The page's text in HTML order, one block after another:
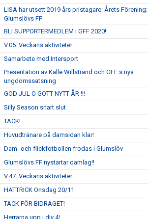
LISA har utsett 2019 års pristagare: Årets Förening:
Glumslövs FF
BLI SUPPORTERMEDLEM i GFF 2020!
V.05: Veckans aktiviteter
Samarbete med Intersport
Presentation av Kalle Willstrand och GFF:s nya
ungdomssatsning
GOD JUL O GOTT NYTT ÅR !!!
Silly Season snart slut
TACK!
Huvudtränare på damsidan klar!
Dam- och flickfotbollen frodas i Glumslöv
Glumslövs FF nystartar damlag!!
V.47: Veckans aktiviteter
HATTRICK Onsdag 20/11
TACK FÖR BIDRAGET!
Herrarna upp i div 4!